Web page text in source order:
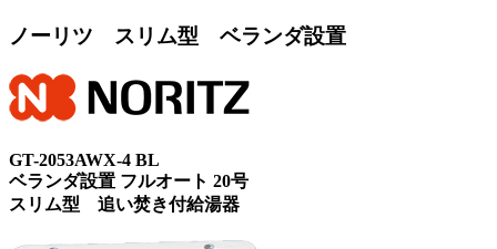
ノーリツ スリム型 ベランダ設置
GT-2053AWX-4 BL
ベランダ設置 フルオート 20号
スリム型 追い焚き付給湯器